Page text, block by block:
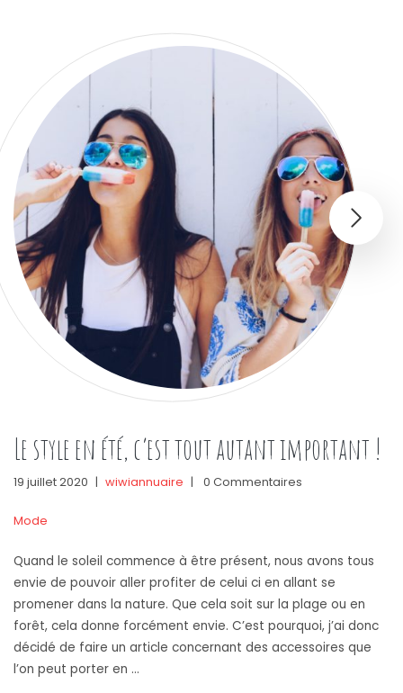
Le style en été, c’est tout autant important !
19 juillet 2020 | wiwiannuaire | 0 Commentaires
Mode
Quand le soleil commence à être présent, nous avons tous
envie de pouvoir aller profiter de celui ci en allant se
promener dans la nature. Que cela soit sur la plage ou en
forêt, cela donne forcément envie. C’est pourquoi, j’ai donc
décidé de faire un article concernant des accessoires que
l’on peut porter en …